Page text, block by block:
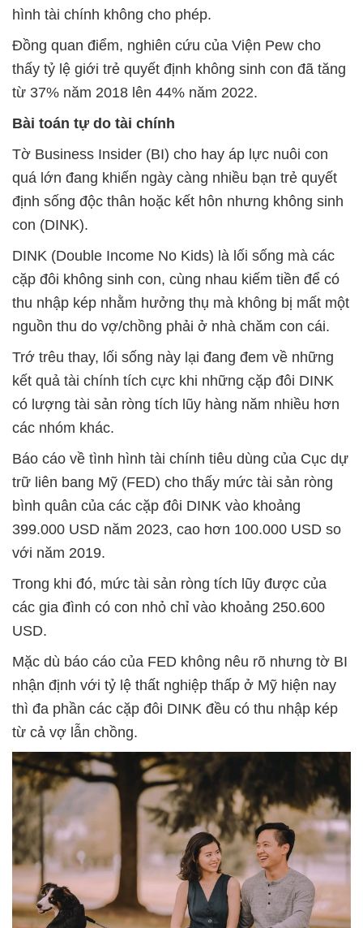
hình tài chính không cho phép.
Đồng quan điểm, nghiên cứu của Viện Pew cho
thấy tỷ lệ giới trẻ quyết định không sinh con đã tăng
từ 37% năm 2018 lên 44% năm 2022.
Bài toán tự do tài chính
Tờ Business Insider (BI) cho hay áp lực nuôi con
quá lớn đang khiến ngày càng nhiều bạn trẻ quyết
định sống độc thân hoặc kết hôn nhưng không sinh
con (DINK).
DINK (Double Income No Kids) là lối sống mà các
cặp đôi không sinh con, cùng nhau kiếm tiền để có
thu nhập kép nhằm hưởng thụ mà không bị mất một
nguồn thu do vợ/chồng phải ở nhà chăm con cái.
Trớ trêu thay, lối sống này lại đang đem về những
kết quả tài chính tích cực khi những cặp đôi DINK
có lượng tài sản ròng tích lũy hàng năm nhiều hơn
các nhóm khác.
Báo cáo về tình hình tài chính tiêu dùng của Cục dự
trữ liên bang Mỹ (FED) cho thấy mức tài sản ròng
bình quân của các cặp đôi DINK vào khoảng
399.000 USD năm 2023, cao hơn 100.000 USD so
với năm 2019.
Trong khi đó, mức tài sản ròng tích lũy được của
các gia đình có con nhỏ chỉ vào khoảng 250.600
USD.
Mặc dù báo cáo của FED không nêu rõ nhưng tờ BI
nhận định với tỷ lệ thất nghiệp thấp ở Mỹ hiện nay
thì đa phần các cặp đôi DINK đều có thu nhập kép
từ cả vợ lẫn chồng.